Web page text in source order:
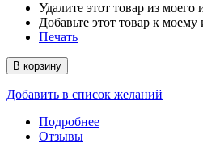
Удалите этот товар из моего
Добавьте этот товар к
Печать
В корзину
Добавить в список желаний
Подробнее
Отзывы